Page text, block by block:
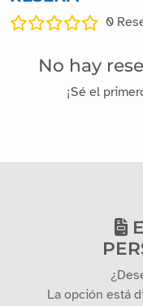
0
No hay
¡Sé el
La opción está